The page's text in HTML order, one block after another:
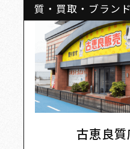
質・買取・ブラン
古恵良